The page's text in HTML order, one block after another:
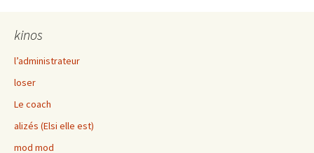
kinos
l’administrateur
loser
Le coach
alizés (Elsi elle est)
mod mod